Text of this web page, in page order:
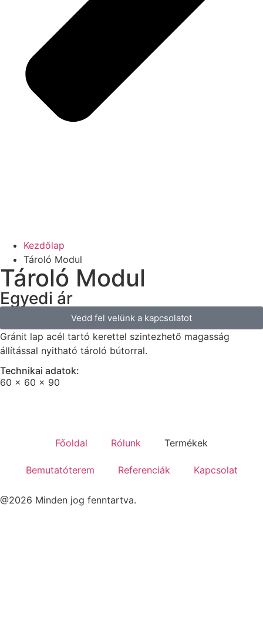
Kezdőlap
Tároló Modul
Tároló Modul
Egyedi ár
Vedd fel velünk a kapcsolatot
Gránit lap acél tartó kerettel szintezhető magasság
állítással nyitható tároló bútorral.
Technikai adatok:
60 x 60 x 90
Főoldal Rólunk Termékek
Bemutatóterem Referenciák Kapcsolat
@2026 Minden jog fenntartva.